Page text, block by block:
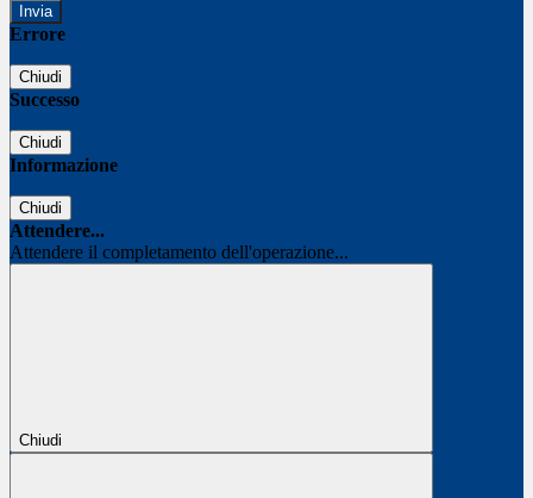
Errore
Chiudi
Successo
Chiudi
Informazione
Chiudi
Attendere...
Attendere il completamento dell'operazione...
Chiudi